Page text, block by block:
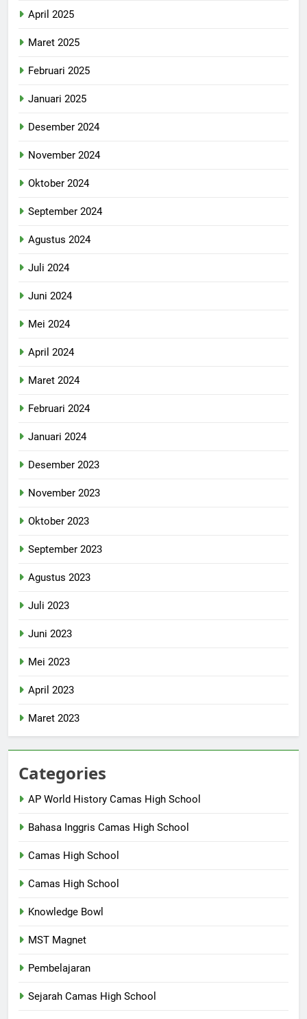
April 2025
Maret 2025
Februari 2025
Januari 2025
Desember 2024
November 2024
Oktober 2024
September 2024
Agustus 2024
Juli 2024
Juni 2024
Mei 2024
April 2024
Maret 2024
Februari 2024
Januari 2024
Desember 2023
November 2023
Oktober 2023
September 2023
Agustus 2023
Juli 2023
Juni 2023
Mei 2023
April 2023
Maret 2023
Categories
AP World History Camas High School
Bahasa Inggris Camas High School
Camas High School
Camas High School
Knowledge Bowl
MST Magnet
Pembelajaran
Sejarah Camas High School